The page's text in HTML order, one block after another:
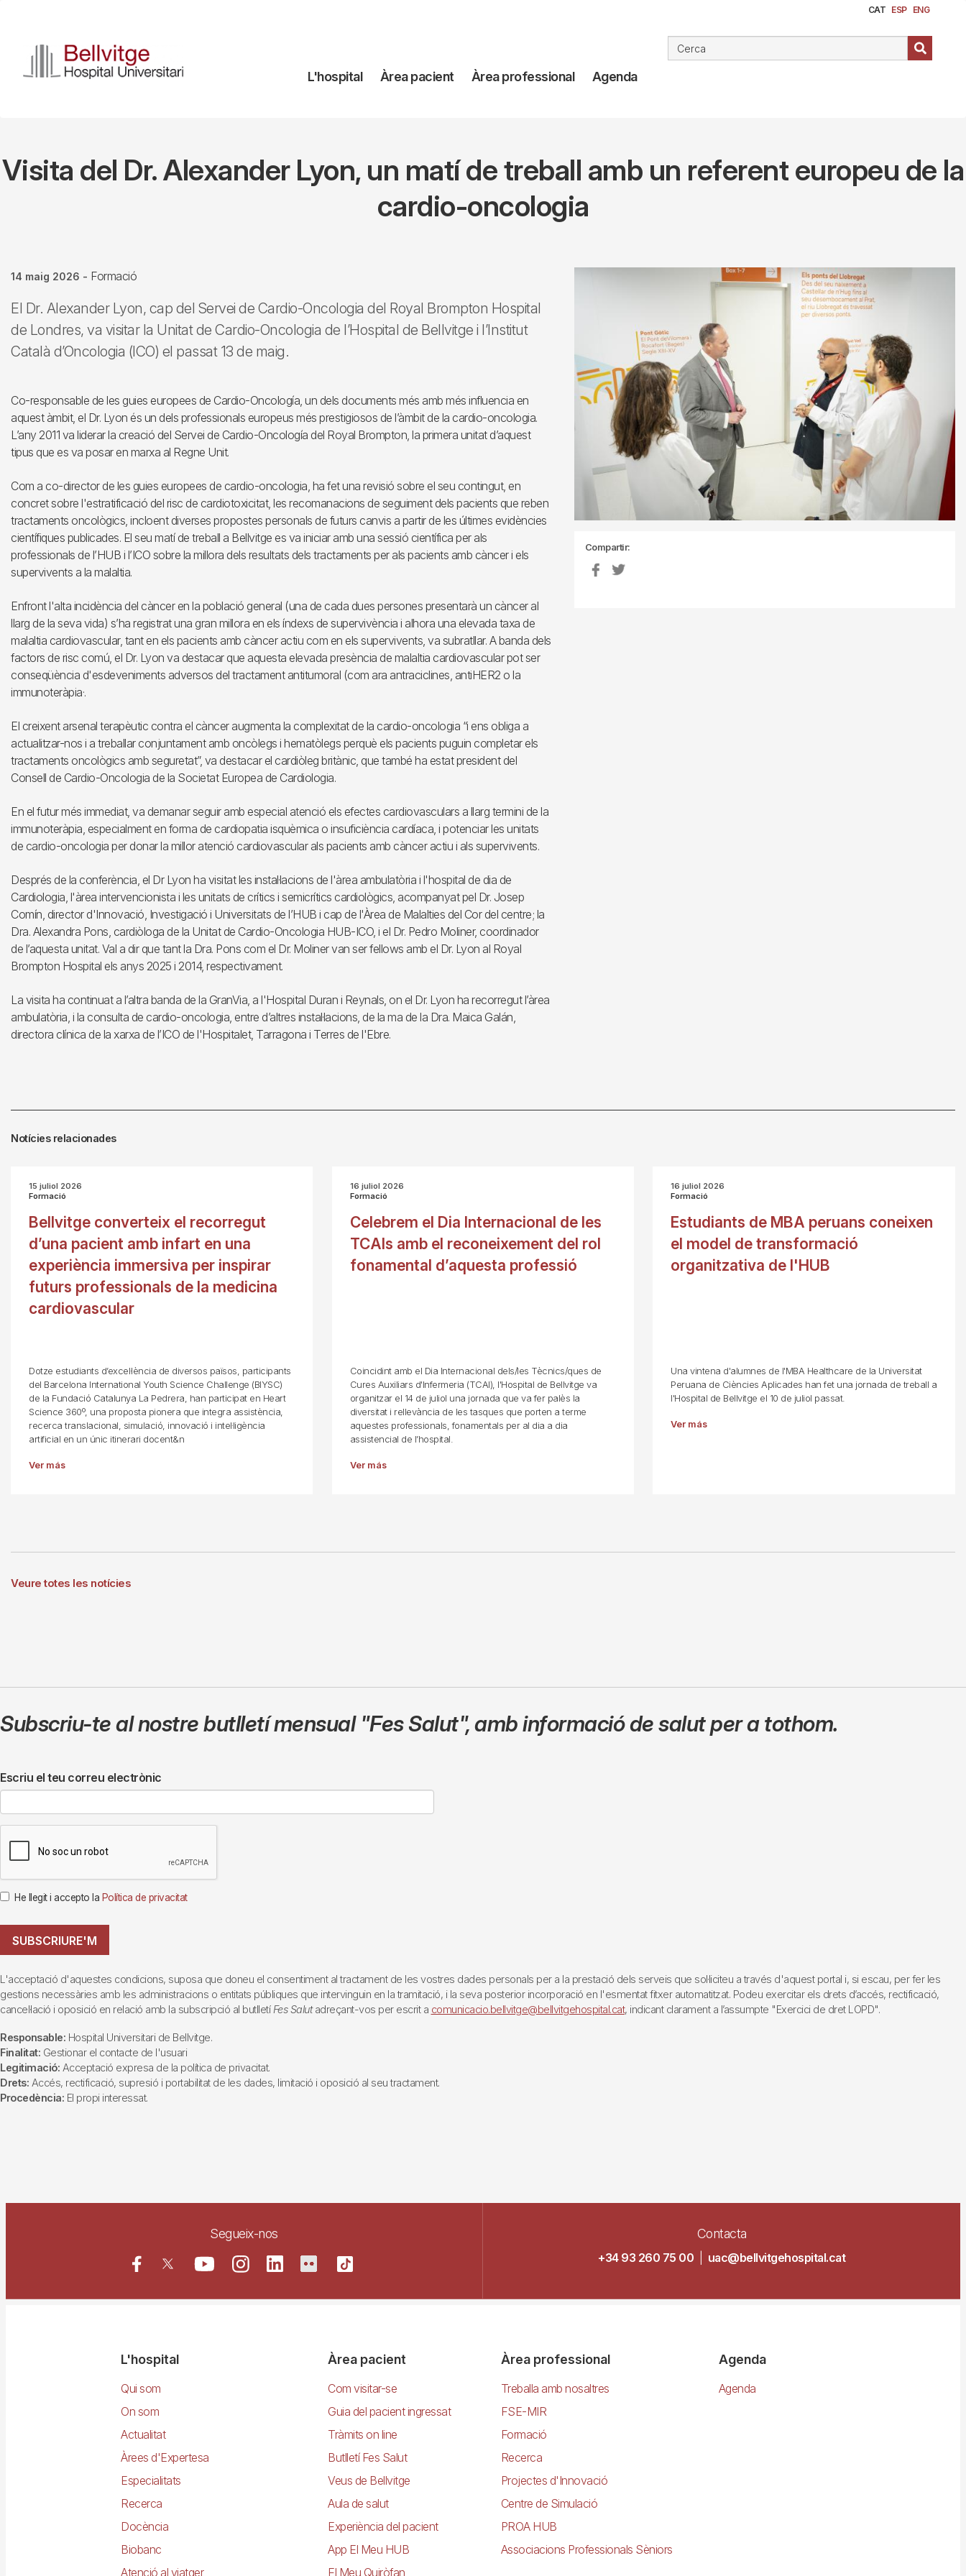
contingut
CAT ESP ENG
Navegación
L'hospital Àrea pacient Àrea professional Agenda
Visita del Dr. Alexander Lyon, un matí de treball amb un referent europeu de la
cardio-oncologia
14 maig 2026 - Formació
El Dr. Alexander Lyon, cap del Servei de Cardio-Oncologia del Royal Brompton Hospital
de Londres, va visitar la Unitat de Cardio-Oncologia de l’Hospital de Bellvitge i l’Institut
Català d’Oncologia (ICO) el passat 13 de maig.
Co-responsable de les guies europees de Cardio-Oncología, un dels documents més amb més influencia en
aquest àmbit, el Dr. Lyon és un dels professionals europeus més prestigiosos de l’àmbit de la cardio-oncologia.
L’any 2011 va liderar la creació del Servei de Cardio-Oncología del Royal Brompton, la primera unitat d’aquest
tipus que es va posar en marxa al Regne Unit.
Com a co-director de les guies europees de cardio-oncologia, ha fet una revisió sobre el seu contingut, en
concret sobre l'estratificació del risc de cardiotoxicitat, les recomanacions de seguiment dels pacients que reben
tractaments oncològics, incloent diverses propostes personals de futurs canvis a partir de les últimes evidències
científiques publicades. El seu matí de treball a Bellvitge es va iniciar amb una sessió científica per als
professionals de l’HUB i l’ICO sobre la millora dels resultats dels tractaments per als pacients amb càncer i els
supervivents a la malaltia.
Enfront l'alta incidència del càncer en la població general (una de cada dues persones presentarà un càncer al
llarg de la seva vida) s’ha registrat una gran millora en els índexs de supervivència i alhora una elevada taxa de
malaltia cardiovascular, tant en els pacients amb càncer actiu com en els supervivents, va subratllar. A banda dels
factors de risc comú, el Dr. Lyon va destacar que aquesta elevada presència de malaltia cardiovascular pot ser
conseqüència d'esdeveniments adversos del tractament antitumoral (com ara antraciclines, antiHER2 o la
immunoteràpia·.
El creixent arsenal terapèutic contra el càncer augmenta la complexitat de la cardio-oncologia “i ens obliga a
actualitzar-nos i a treballar conjuntament amb oncòlegs i hematòlegs perquè els pacients puguin completar els
tractaments oncològics amb seguretat”, va destacar el cardiòleg britànic, que també ha estat president del
Consell de Cardio-Oncologia de la Societat Europea de Cardiologia.
En el futur més immediat, va demanar seguir amb especial atenció els efectes cardiovasculars a llarg termini de la
immunoteràpia, especialment en forma de cardiopatia isquèmica o insuficiència cardíaca, i potenciar les unitats
de cardio-oncologia per donar la millor atenció cardiovascular als pacients amb càncer actiu i als supervivents.
Després de la conferència, el Dr Lyon ha visitat les instal·lacions de l'àrea ambulatòria i l'hospital de dia de
Cardiologia, l'àrea intervencionista i les unitats de crítics i semicrítics cardiològics, acompanyat pel Dr. Josep
Comín, director d'Innovació, Investigació i Universitats de l’HUB i cap de l'Àrea de Malalties del Cor del centre; la
Dra. Alexandra Pons, cardiòloga de la Unitat de Cardio-Oncologia HUB-ICO, i el Dr. Pedro Moliner, coordinador
de l’aquesta unitat. Val a dir que tant la Dra. Pons com el Dr. Moliner van ser fellows amb el Dr. Lyon al Royal
Brompton Hospital els anys 2025 i 2014, respectivament.
La visita ha continuat a l’altra banda de la GranVia, a l'Hospital Duran i Reynals, on el Dr. Lyon ha recorregut l’àrea
ambulatòria, i la consulta de cardio-oncologia, entre d’altres instal·lacions, de la ma de la Dra. Maica Galán,
directora clínica de la xarxa de l’ICO de l'Hospitalet, Tarragona i Terres de l'Ebre.
Compartir:
Notícies relacionades
15 juliol 2026
Formació
Bellvitge converteix el recorregut
d’una pacient amb infart en una
experiència immersiva per inspirar
futurs professionals de la medicina
cardiovascular
Dotze estudiants d’excel·lència de diversos països, participants
del Barcelona International Youth Science Challenge (BIYSC)
de la Fundació Catalunya La Pedrera, han participat en Heart
Science 360º, una proposta pionera que integra assistència,
recerca translacional, simulació, innovació i intel·ligència
artificial en un únic itinerari docent&n
Ver más
16 juliol 2026
Formació
Celebrem el Dia Internacional de les
TCAIs amb el reconeixement del rol
fonamental d’aquesta professió
Coincidint amb el Dia Internacional dels/les Tècnics/ques de
Cures Auxiliars d'Infermeria (TCAI), l'Hospital de Bellvitge va
organitzar el 14 de juliol una jornada que va fer palès la
diversitat i rellevància de les tasques que porten a terme
aquestes professionals, fonamentals per al dia a dia
assistencial de l’hospital.
Ver más
16 juliol 2026
Formació
Estudiants de MBA peruans coneixen
el model de transformació
organitzativa de l'HUB
Una vintena d'alumnes de l'MBA Healthcare de la Universitat
Peruana de Ciències Aplicades han fet una jornada de treball a
l'Hospital de Bellvitge el 10 de juliol passat.
Ver más
Veure totes les notícies
Subscriu-te al nostre butlletí mensual "Fes Salut",amb informació de salut per a tothom.
Escriu el teu correu electrònic
He llegit i accepto la Política de privacitat
SUBSCRIURE'M
L'acceptació d'aquestes condicions, suposa que doneu el consentiment al tractament de les vostres dades personals per a la prestació dels serveis que sol·liciteu a través d'aquest portal i, si escau, per fer les
gestions necessàries amb les administracions o entitats públiques que intervinguin en la tramitació, i la seva posterior incorporació en l'esmentat fitxer automatitzat. Podeu exercitar els drets d’accés, rectificació,
cancel·lació i oposició en relació amb la subscripció al butlletí Fes Salutadreçant-vos per escrit a comunicacio.bellvitge@bellvitgehospital.cat, indicant clarament a l’assumpte "Exercici de dret LOPD".
Responsable: Hospital Universitari de Bellvitge.
Finalitat: Gestionar el contacte de l'usuari
Legitimació: Acceptació expresa de la política de privacitat.
Drets: Accés, rectificació, supresió i portabilitat de les dades, limitació i oposició al seu tractament.
Procedència: El propi interessat.
Segueix-nos Contacta
+34 93 260 75 00 uac@bellvitgehospital.cat
NavegacióL'hospital
Qui som
On som
Actualitat
Àrees d'Expertesa
Especialitats
Recerca
Docència
Biobanc
Atenció al viatger
Àrea pacient
Com visitar-se
Guia del pacient ingressat
Tràmits on line
Butlletí Fes Salut
Veus de Bellvitge
Aula de salut
Experiència del pacient
App El Meu HUB
El Meu Quiròfan
Àrea professional
Treballa amb nosaltres
FSE-MIR
Formació
Recerca
Projectes d'Innovació
Centre de Simulació
PROA HUB
Associacions Professionals Sèniors
Agenda
Agenda